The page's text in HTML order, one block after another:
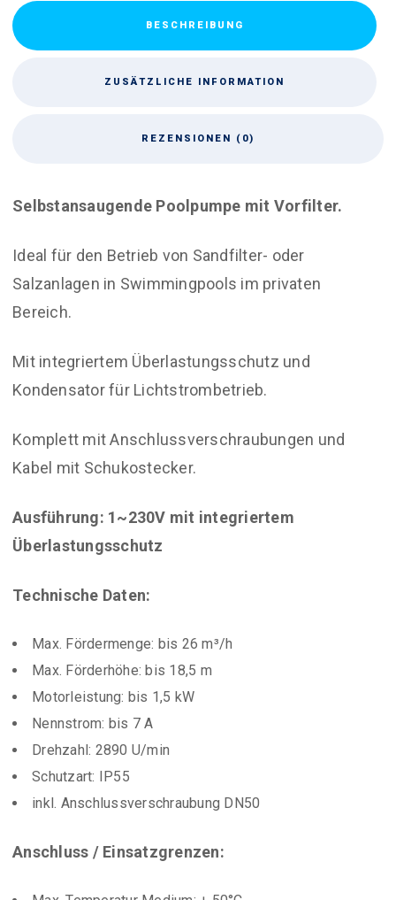
BESCHREIBUNG
ZUSÄTZLICHE INFORMATION
REZENSIONEN (0)
Selbstansaugende Poolpumpe mit Vorfilter.
Ideal für den Betrieb von Sandfilter- oder
Salzanlagen in Swimmingpools im privaten
Bereich.
Mit integriertem Überlastungsschutz und
Kondensator für Lichtstrombetrieb.
Komplett mit Anschlussverschraubungen und
Kabel mit Schukostecker.
Ausführung: 1~230V mit integriertem
Überlastungsschutz
Technische Daten:
Max. Fördermenge: bis 26 m³/h
Max. Förderhöhe: bis 18,5 m
Motorleistung: bis 1,5 kW
Nennstrom: bis 7 A
Drehzahl: 2890 U/min
Schutzart: IP55
inkl. Anschlussverschraubung DN50
Anschluss / Einsatzgrenzen: